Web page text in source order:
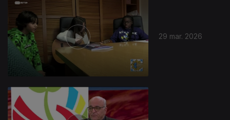
29 mar. 2026